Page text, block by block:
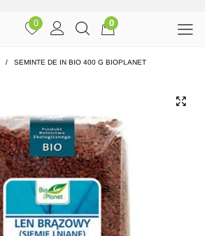
0 0
/ SEMINTE DE IN BIO 400 G BIOPLANET